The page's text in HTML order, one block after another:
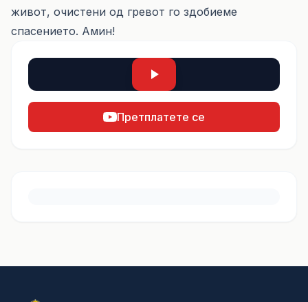
живот, очистени од гревот го здобиеме
спасението. Амин!
Претплатете се